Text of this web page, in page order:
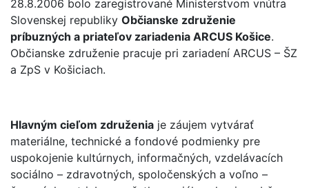
28.8.2006 bolo zaregistrované Ministerstvom vnútra
Slovenskej republiky Občianske združenie
príbuzných a priateľov zariadenia ARCUS Košice.
Občianske združenie pracuje pri zariadení ARCUS – ŠZ
a ZpS v Košiciach.
Hlavným cieľom združenia je záujem vytvárať
materiálne, technické a fondové podmienky pre
uspokojenie kultúrnych, informačných, vzdelávacích
sociálno – zdravotných, spoločenských a voľno –